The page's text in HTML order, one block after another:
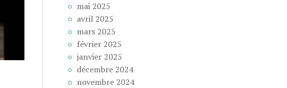
mai 2025
avril 2025
mars 2025
février 2025
janvier 2025
décembre 2024
novembre 2024